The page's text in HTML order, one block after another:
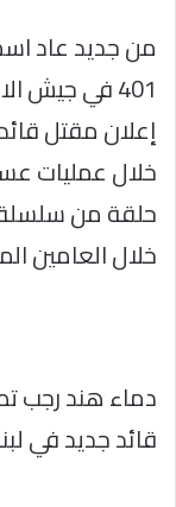
401 في جيش
إعلان مقتل
خلال عمليات
حلقة من سلسلة
خلال العامين
قائد جديد في